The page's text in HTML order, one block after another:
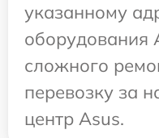
указанному
оборудования
сложного
перевозку за
центр Asus.